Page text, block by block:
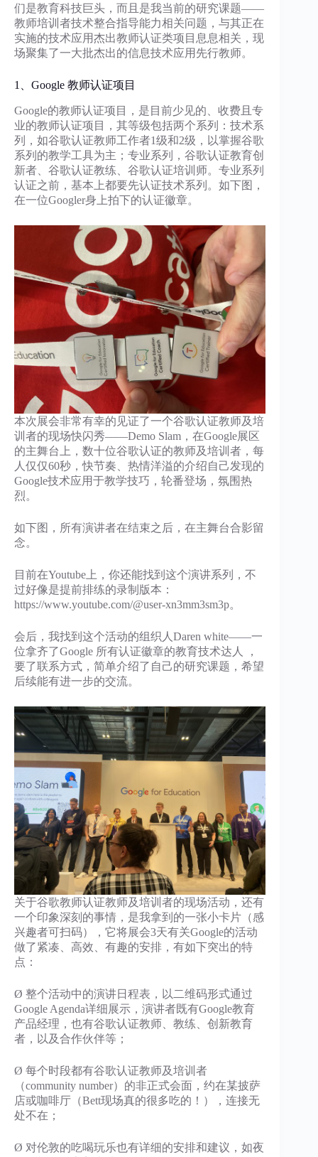
们是教育科技巨头，而且是我当前的研究课题——
教师培训者技术整合指导能力相关问题，与其正在
实施的技术应用杰出教师认证类项目息息相关，现
场聚集了一大批杰出的信息技术应用先行教师。
1、Google 教师认证项目
Google的教师认证项目，是目前少见的、收费且专
业的教师认证项目，其等级包括两个系列：技术系
列，如谷歌认证教师工作者1级和2级，以掌握谷歌
系列的教学工具为主；专业系列，谷歌认证教育创
新者、谷歌认证教练、谷歌认证培训师。专业系列
认证之前，基本上都要先认证技术系列。如下图，
在一位Googler身上拍下的认证徽章。
本次展会非常有幸的见证了一个谷歌认证教师及培
训者的现场快闪秀——Demo Slam，在Google展区
的主舞台上，数十位谷歌认证的教师及培训者，每
人仅仅60秒，快节奏、热情洋溢的介绍自己发现的
Google技术应用于教学技巧，轮番登场，氛围热
烈。
如下图，所有演讲者在结束之后，在主舞台合影留
念。
目前在Youtube上，你还能找到这个演讲系列，不
过好像是提前排练的录制版本：
https://www.youtube.com/@user-xn3mm3sm3p。
会后，我找到这个活动的组织人Daren white——一
位拿齐了Google 所有认证徽章的教育技术达人 ，
要了联系方式，简单介绍了自己的研究课题，希望
后续能有进一步的交流。
关于谷歌教师认证教师及培训者的现场活动，还有
一个印象深刻的事情，是我拿到的一张小卡片（感
兴趣者可扫码），它将展会3天有关Google的活动
做了紧凑、高效、有趣的安排，有如下突出的特
点：
Ø 整个活动中的演讲日程表，以二维码形式通过
Google Agenda详细展示，演讲者既有Google教育
产品经理，也有谷歌认证教师、教练、创新教育
者，以及合作伙伴等；
Ø 每个时段都有谷歌认证教师及培训者
（community number）的非正式会面，约在某披萨
店或咖啡厅（Bett现场真的很多吃的！），连接无
处不在；
Ø 对伦敦的吃喝玩乐也有详细的安排和建议，如夜